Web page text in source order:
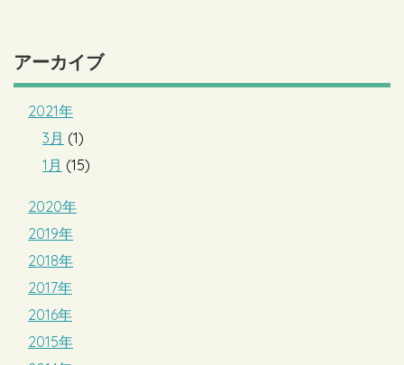
アーカイブ
2021年
3月 (1)
1月 (15)
2020年
2019年
2018年
2017年
2016年
2015年